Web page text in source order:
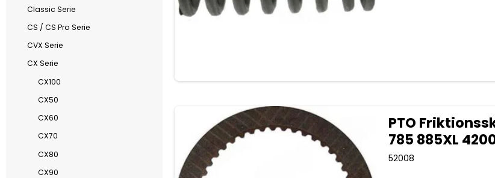
Classic Serie
CS / CS Pro Serie
CVX Serie
CX Serie
CX100
CX50
CX60
CX70
CX80
CX90
PTO
785 885XL
52008